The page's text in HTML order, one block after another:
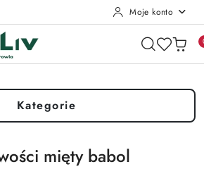
Moje konto
Kategorie
mięty babol